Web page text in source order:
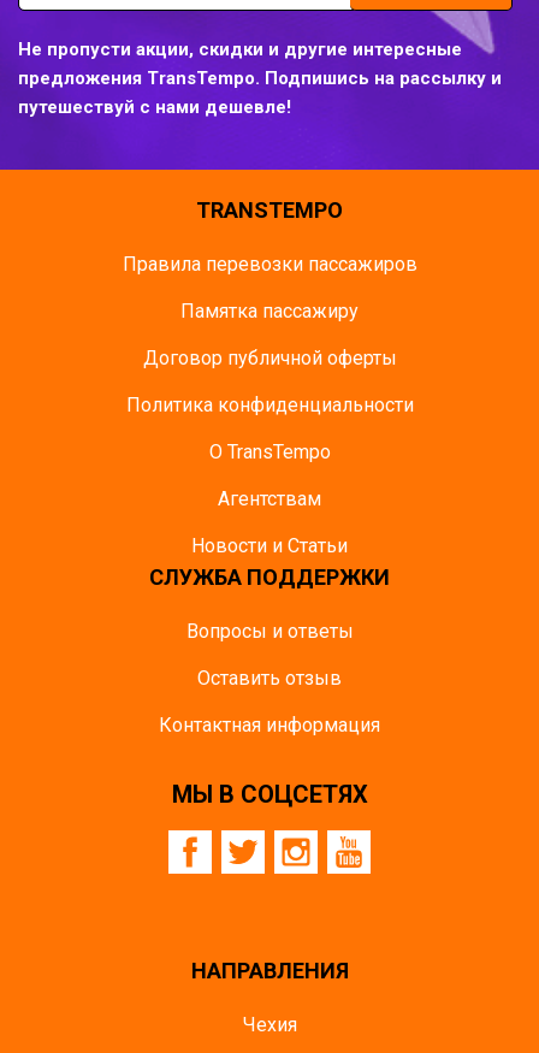
Не пропусти акции, скидки и другие интересные
предложения TransTempo. Подпишись на рассылку и
путешествуй с нами дешевле!
TRANSTEMPO
Правила перевозки пассажиров
Памятка пасcажиру
Договор публичной оферты
Политика конфиденциальности
О TransTempo
Агентствам
Новости и Статьи
СЛУЖБА ПОДДЕРЖКИ
Вопросы и ответы
Оставить отзыв
Контактная информация
МЫ В СОЦСЕТЯХ
НАПРАВЛЕНИЯ
Чехия